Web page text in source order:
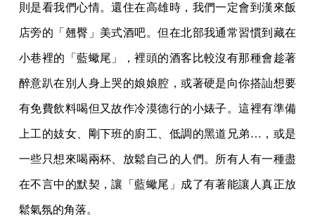
則是看我們心情。還住在高雄時，我們一定會到漢來飯
店旁的「翹臀」美式酒吧。但在北部我通常習慣到藏在
小巷裡的「藍蠍尾 」，裡頭的酒客比較沒有那種會趁著
醉意趴在別人身上哭的娘娘腔，或著硬是向你搭訕想要
有免費飲料喝但又故作冷漠德行的小婊子。這裡有準備
上工的妓女、剛下班的廚工、低調的黑道兄弟…，或是
一些只想來喝兩杯、放鬆自己的人們。所有人有一種盡
在不言中的默契，讓「藍蠍尾」成了有著能讓人真正放
鬆氣氛的角落。